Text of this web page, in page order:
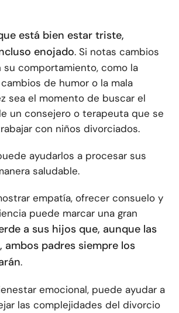
está bien estar triste,
enojado. Si notas cambios
su comportamiento, como la
de humor o la mala
sea el momento de buscar el
un consejero o terapeuta que se
con niños divorciados.
ayudarlos a procesar sus
saludable.
empatía, ofrecer consuelo y
puede marcar una gran
a sus hijos que, aunque las
ambos padres siempre los
.
emocional, puede ayudar a
las complejidades del divorcio